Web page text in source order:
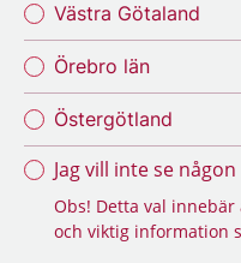
Västra Götaland
Örebro län
Östergötland
Jag vill inte se
Obs! Detta val
och viktig information